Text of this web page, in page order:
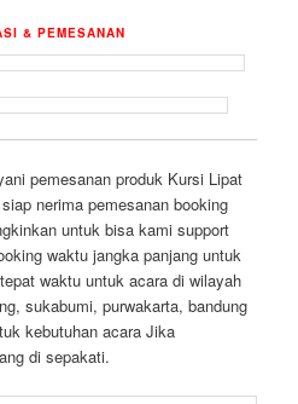
& PEMESANAN
pemesanan produk Kursi Lipat
nerima pemesanan booking
untuk bisa kami support
waktu jangka panjang untuk
waktu untuk acara di wilayah
sukabumi, purwakarta, bandung
kebutuhan acara Jika
di sepakati.